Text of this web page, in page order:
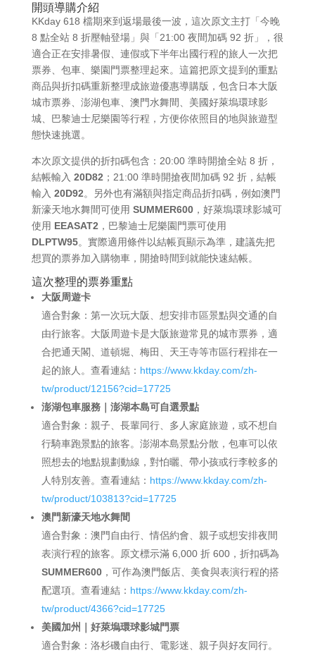
開頭導購介紹
KKday 618 檔期來到返場最後一波，這次原文主打「今晚
8 點全站 8 折壓軸登場」與「21:00 夜間加碼 92 折」，很
適合正在安排暑假、連假或下半年出國行程的旅人一次把
票券、包車、樂園門票整理起來。這篇把原文提到的重點
商品與折扣碼重新整理成旅遊優惠導購版，包含日本大阪
城市票券、澎湖包車、澳門水舞間、美國好萊塢環球影
城、巴黎迪士尼樂園等行程，方便你依照目的地與旅遊型
態快速挑選。
本次原文提供的折扣碼包含：20:00 準時開搶全站 8 折，
結帳輸入 20D82 ；21:00 準時開搶夜間加碼 92 折，結帳
輸入 20D92。另外也有滿額與指定商品折扣碼，例如澳門
新濠天地水舞間可使用 SUMMER600，好萊塢環球影城可
使用 EEASAT2 ，巴黎迪士尼樂園門票可使用
DLPTW95。實際適用條件以結帳頁顯示為準，建議先把
想買的票券加入購物車，開搶時間到就能快速結帳。
這次整理的票券重點
大阪周遊卡
適合對象：第一次玩大阪、想安排市區景點與交通的自
由行旅客。大阪周遊卡是大阪旅遊常見的城市票券，適
合把通天閣、道頓堀、梅田、天王寺等市區行程排在一
起的旅人。查看連結： https://www.kkday.com/zh-
tw/product/12156?cid=17725
澎湖包車服務｜澎湖本島可自選景點
適合對象：親子、長輩同行、多人家庭旅遊，或不想自
行騎車跑景點的旅客。澎湖本島景點分散，包車可以依
照想去的地點規劃動線，對怕曬、帶小孩或行李較多的
人特別友善。查看連結： https://www.kkday.com/zh-
tw/product/103813?cid=17725
澳門新濠天地水舞間
適合對象：澳門自由行、情侶約會、親子或想安排夜間
表演行程的旅客。原文標示滿 6,000 折 600，折扣碼為
SUMMER600，可作為澳門飯店、美食與表演行程的搭
配選項。查看連結： https://www.kkday.com/zh-
tw/product/4366?cid=17725
美國加州｜好萊塢環球影城門票
適合對象：洛杉磯自由行、電影迷、親子與好友同行。